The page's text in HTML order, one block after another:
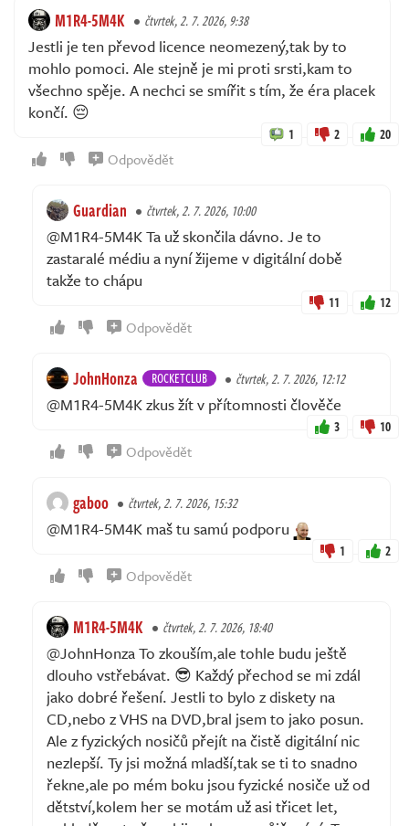
M1R4-5M4K čtvrtek, 2. 7. 2026, 9:38
Jestli je ten převod licence neomezený,tak by to
mohlo pomoci. Ale stejně je mi proti srsti,kam to
všechno spěje. A nechci se smířit s tím, že éra placek
končí. 😔
1 2 20
Odpovědět
Guardian čtvrtek, 2. 7. 2026, 10:00
@M1R4-5M4K Ta už skončila dávno. Je to
zastaralé médiu a nyní žijeme v digitální době
takže to chápu
11 12
Odpovědět
JohnHonza ROCKETCLUB čtvrtek, 2. 7. 2026, 12:12
@M1R4-5M4K zkus žít v přítomnosti člověče
3 10
Odpovědět
gaboo čtvrtek, 2. 7. 2026, 15:32
@M1R4-5M4K maš tu samú podporu
1 2
Odpovědět
M1R4-5M4K čtvrtek, 2. 7. 2026, 18:40
@JohnHonza To zkouším,ale tohle budu ještě
dlouho vstřebávat. 😎 Každý přechod se mi zdál
jako dobré řešení. Jestli to bylo z diskety na
CD,nebo z VHS na DVD,bral jsem to jako posun.
Ale z fyzických nosičů přejít na čistě digitální nic
nezlepší. Ty jsi možná mladší,tak se ti to snadno
řekne,ale po mém boku jsou fyzické nosiče už od
dětství,kolem her se motám už asi třicet let,